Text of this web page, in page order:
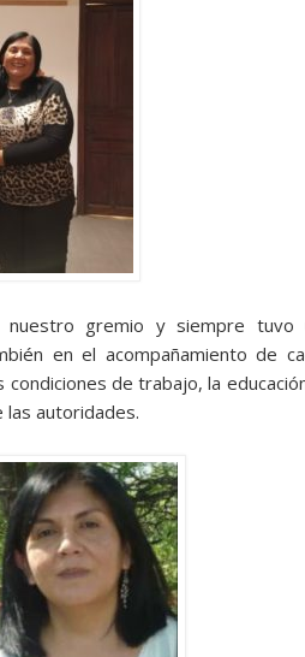
gremio y siempre tuvo
en el acompañamiento de
de trabajo, la
las autoridades.